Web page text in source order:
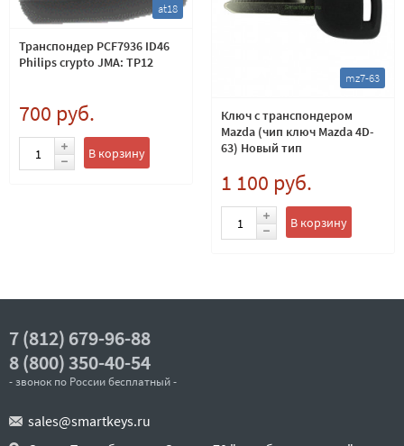
at18
Транспондер PCF7936 ID46
Philips crypto JMA: TP12
700 руб.
В корзину
mz7-63
Ключ с транспондером
Mazda (чип ключ Mazda 4D-
63) Новый тип
1 100 руб.
В корзину
7 (812) 679-96-88
8 (800) 350-40-54
- звонок по России бесплатный -
sales@smartkeys.ru